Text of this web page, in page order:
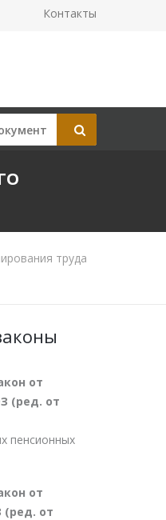
Контакты
труда
от
(ред. от
пенсионных
от
(ред. от